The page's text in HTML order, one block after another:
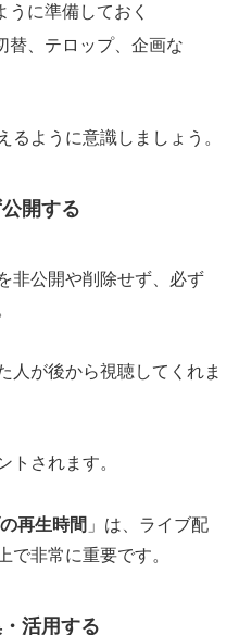
うに準備しておく
替、テロップ、企画な
るように意識しましょう。
開する
非公開や削除せず、必ず
人が後から視聴してくれま
トされます。
再生時間 」は、ライブ配
で非常に重要です。
活用する